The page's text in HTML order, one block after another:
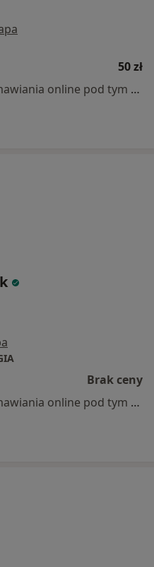
50 zł
Specjalista nie oferuje umawiania online pod tym adresem.
Brak ceny
Specjalista nie oferuje umawiania online pod tym adresem.